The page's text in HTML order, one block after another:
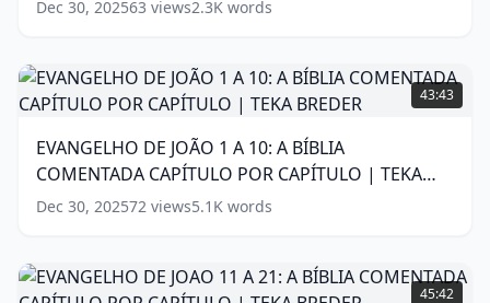
words)
CAPÍTULO
CAPÍTULO
|
TEKA
words)
Dec 30, 202563 views2.3K words
EVANGELHO
DE
JOÃO
A
10:
A
BÍBLIA
CAPÍTULO
POR
43:43
EVANGELHO DE JOÃO 1 A 10: A BÍBLIA
COMENTADA CAPÍTULO POR CAPÍTULO | TEKA
BREDER (15words)
Dec 30, 202572 views5.1K words
EVANGELHO
DE
45:42